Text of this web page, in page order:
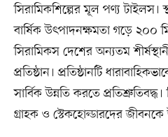
সিরামিকশিল্পের মূল পণ্য টাইলস।
বার্ষিক উৎপাদনক্ষমতা গড়ে ২০০
সিরামিকস দেশের অন্যতম
প্রতিষ্ঠান। প্রতিষ্ঠানটি
সার্বিক উন্নতি করতে
গ্রাহক ও স্টেকহোল্ডারদের জীবনকে